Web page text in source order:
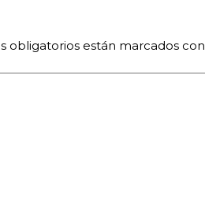
obligatorios están marcados con